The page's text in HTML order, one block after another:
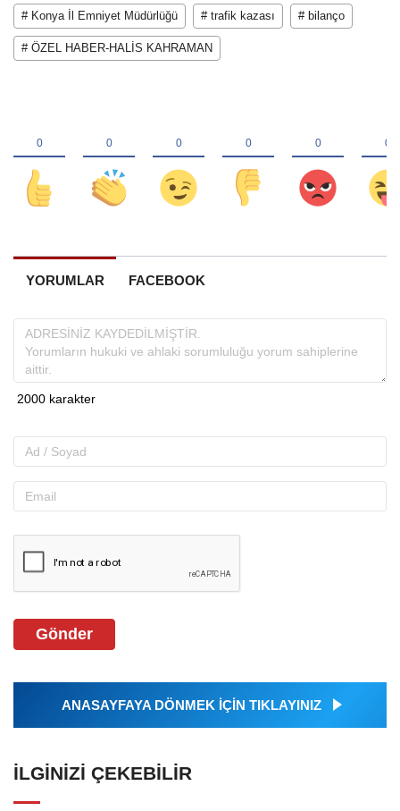
# Konya İl Emniyet Müdürlüğü # trafik kazası # bilanço
# ÖZEL HABER-HALİS KAHRAMAN
YORUMLAR FACEBOOK
Gönder
ANASAYFAYA DÖNMEK İÇİN TIKLAYINIZ
İLGINIZI ÇEKEBILIR